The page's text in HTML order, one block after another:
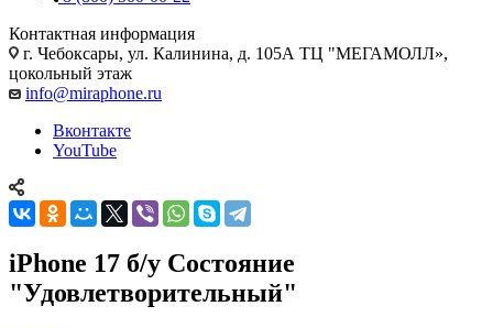
Контактная информация
г. Чебоксары, ул. Калинина, д. 105А ТЦ "МЕГАМОЛЛ»,
цокольный этаж
info@miraphone.ru
Вконтакте
YouTube
iPhone 17 б/у Состояние
"Удовлетворительный"